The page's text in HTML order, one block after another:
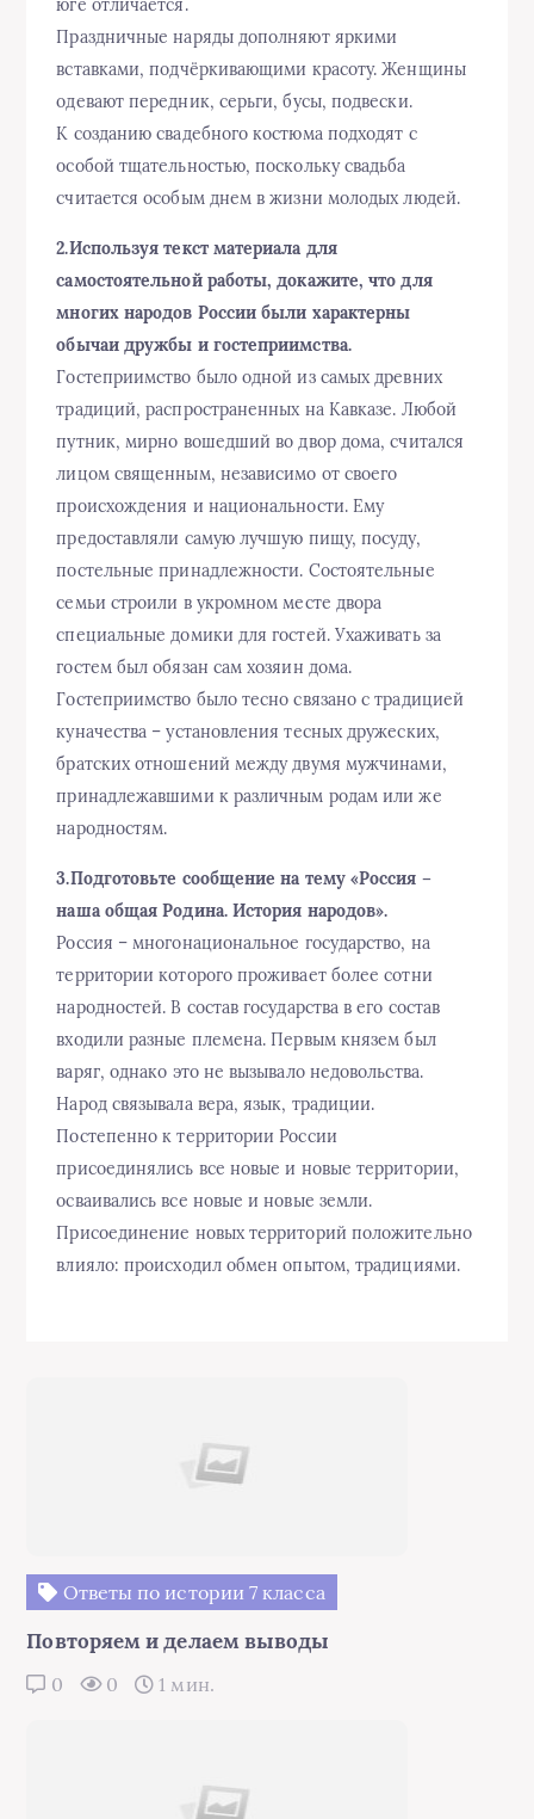
юге отличается.
Праздничные наряды дополняют яркими
вставками, подчёркивающими красоту. Женщины
одевают передник, серьги, бусы, подвески.
К созданию свадебного костюма подходят с
особой тщательностью, поскольку свадьба
считается особым днем в жизни молодых людей.
2.Используя текст материала для
самостоятельной работы, докажите, что для
многих народов России были характерны
обычаи дружбы и гостеприимства.
Гостеприимство было одной из самых древних
традиций, распространенных на Кавказе. Любой
путник, мирно вошедший во двор дома, считался
лицом священным, независимо от своего
происхождения и национальности. Ему
предоставляли самую лучшую пищу, посуду,
постельные принадлежности. Состоятельные
семьи строили в укромном месте двора
специальные домики для гостей. Ухаживать за
гостем был обязан сам хозяин дома.
Гостеприимство было тесно связано с традицией
куначества – установления тесных дружеских,
братских отношений между двумя мужчинами,
принадлежавшими к различным родам или же
народностям.
3.Подготовьте сообщение на тему «Россия –
наша общая Родина. История народов».
Россия – многонациональное государство, на
территории которого проживает более сотни
народностей. В состав государства в его состав
входили разные племена. Первым князем был
варяг, однако это не вызывало недовольства.
Народ связывала вера, язык, традиции.
Постепенно к территории России
присоединялись все новые и новые территории,
осваивались все новые и новые земли.
Присоединение новых территорий положительно
влияло: происходил обмен опытом, традициями.
Ответы по истории 7 класса
Повторяем и делаем выводы
0 0 1 мин.